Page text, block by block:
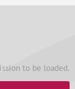
to be loaded.